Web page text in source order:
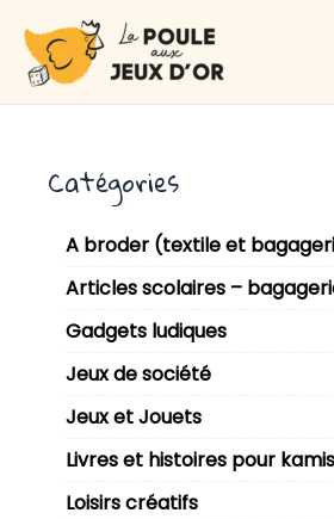
contenu
Catégories
A broder (textile et
Articles scolaires –
Gadgets ludiques
Jeux de société
Jeux et Jouets
Livres et histoires pour
Loisirs créatifs